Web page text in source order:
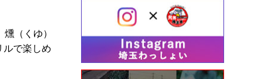
（くゆ）
ルで楽しめ